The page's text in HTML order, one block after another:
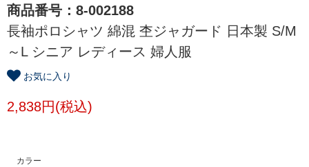
商品番号：8-002188
長袖ポロシャツ 綿混 杢ジャガード 日本製 S/M
～L シニア レディース 婦人服
お気に入り
2,838円(税込)
カラー